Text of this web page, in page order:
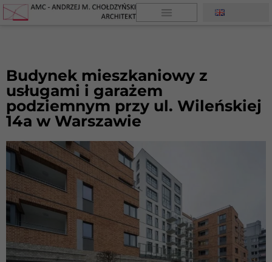
Budynek mieszkaniowy z
usługami i garażem
podziemnym przy ul. Wileńskiej
14a w Warszawie